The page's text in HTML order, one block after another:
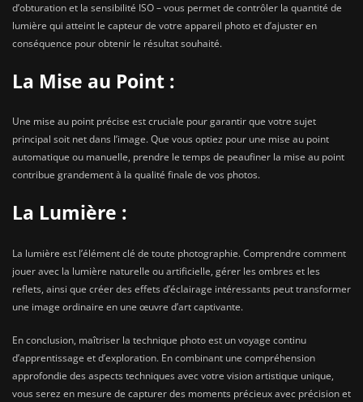
d’obturation et la sensibilité ISO – vous permet de contrôler la quantité de
lumière qui atteint le capteur de votre appareil photo et d’ajuster en
conséquence pour obtenir le résultat souhaité.
La Mise au Point :
Une mise au point précise est cruciale pour garantir que votre sujet
principal soit net dans l’image. Que vous optiez pour une mise au point
automatique ou manuelle, prendre le temps de peaufiner la mise au point
contribue grandement à la qualité finale de vos photos.
La Lumière :
La lumière est l’élément clé de toute photographie. Comprendre comment
jouer avec la lumière naturelle ou artificielle, gérer les ombres et les
reflets, ainsi que créer des effets d’éclairage intéressants peut transformer
une image ordinaire en une œuvre d’art captivante.
En conclusion, maîtriser la technique photo est un voyage continu
d’apprentissage et d’exploration. En combinant une compréhension
approfondie des aspects techniques avec votre vision artistique unique,
vous serez en mesure de capturer des moments précieux avec précision et